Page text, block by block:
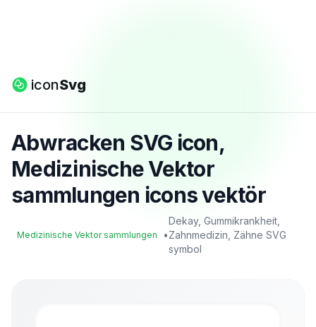
iconSvg
Abwracken SVG icon,
Medizinische Vektor
sammlungen icons vektör
Medizinische Vektor sammlungen •
Dekay, Gummikrankheit,
Zahnmedizin, Zähne SVG
symbol